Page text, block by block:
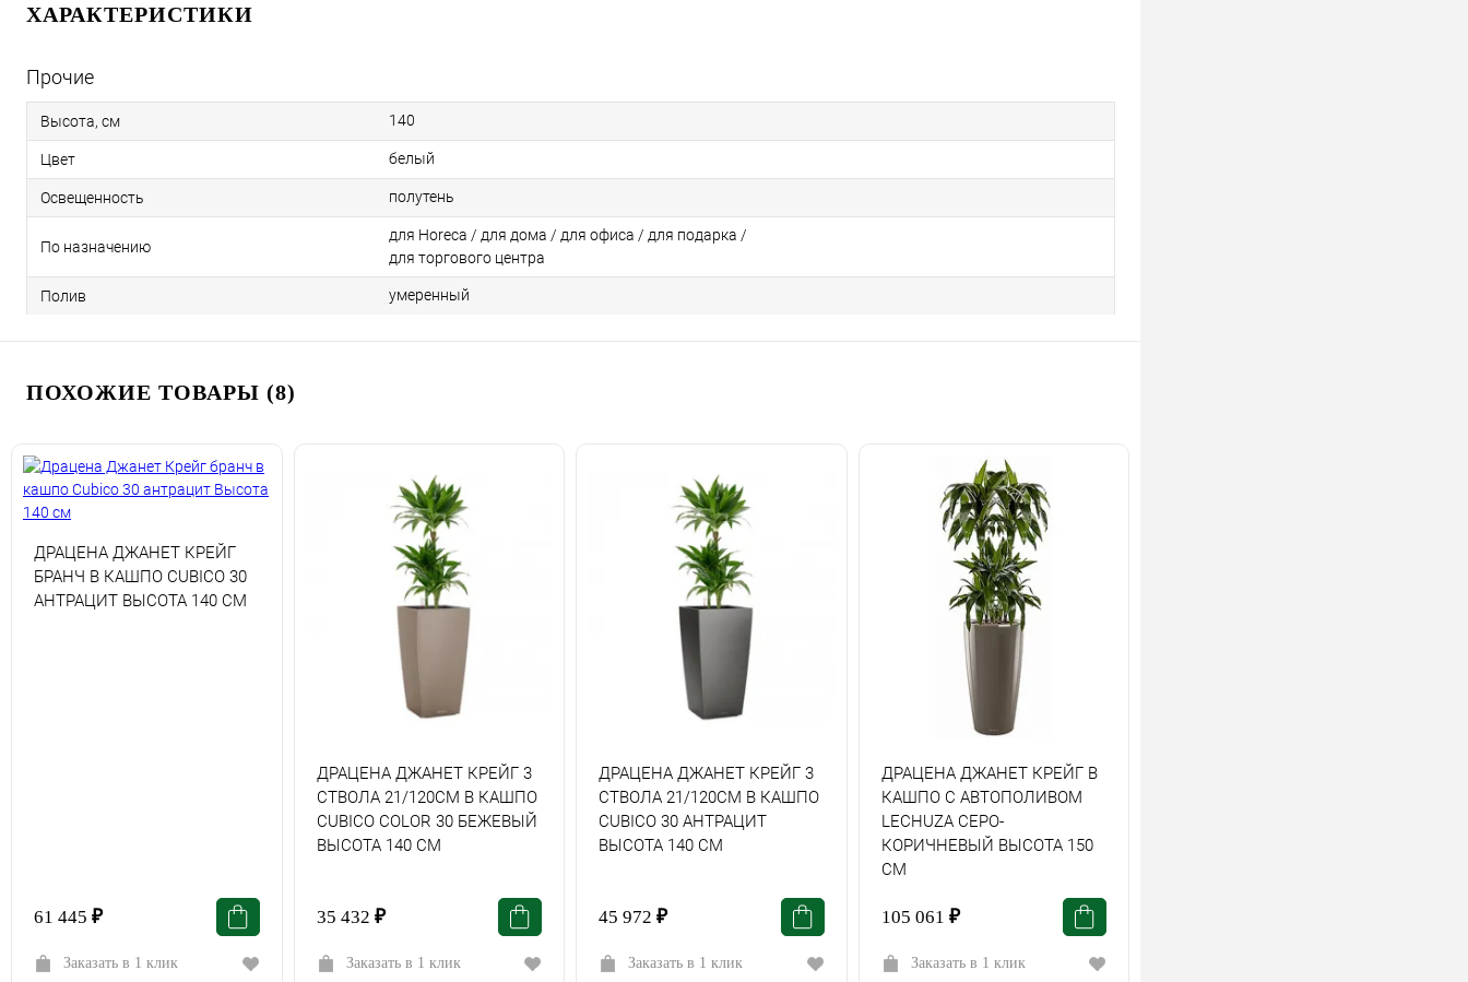
ХАРАКТЕРИСТИКИ
Прочие
Высота, см 140
Цвет белый
Освещенность полутень
По назначению
для Horeca / для дома / для офиса / для подарка /
для торгового центра
Полив умеренный
ПОХОЖИЕ ТОВАРЫ (8)
ДРАЦЕНА ДЖАНЕТ КРЕЙГ
БРАНЧ В КАШПО CUBICO 30
АНТРАЦИТ ВЫСОТА 140 СМ
61 445 ₽
Заказать в 1 клик
ДРАЦЕНА ДЖАНЕТ КРЕЙГ 3
СТВОЛА 21/120СМ В КАШПО
CUBICO COLOR 30 БЕЖЕВЫЙ
ВЫСОТА 140 СМ
35 432 ₽
Заказать в 1 клик
ДРАЦЕНА ДЖАНЕТ КРЕЙГ 3
СТВОЛА 21/120СМ В КАШПО
CUBICO 30 АНТРАЦИТ
ВЫСОТА 140 СМ
45 972 ₽
Заказать в 1 клик
ДРАЦЕНА ДЖАНЕТ КРЕЙГ В
КАШПО С АВТОПОЛИВОМ
LECHUZA СЕРО-
КОРИЧНЕВЫЙ ВЫСОТА 150
СМ
105 061 ₽
Заказать в 1 клик